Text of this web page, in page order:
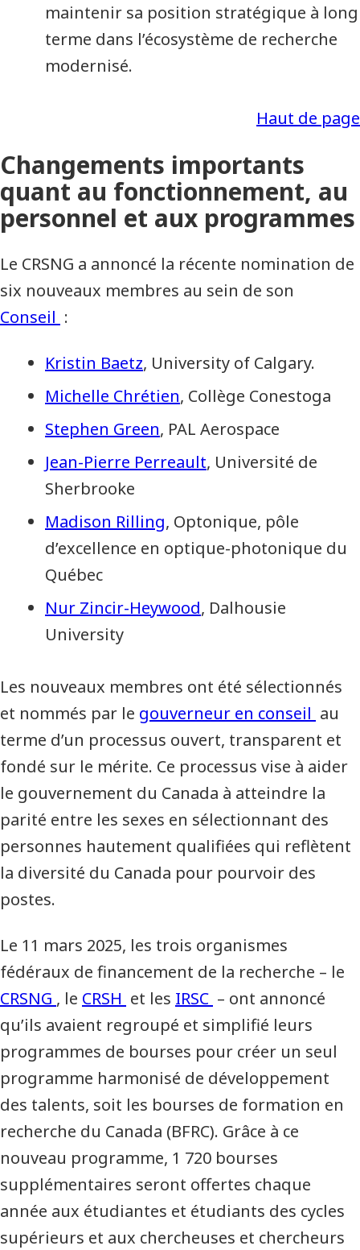
maintenir sa position stratégique à long
terme dans l’écosystème de recherche
modernisé.
Haut de page
Changements importants
quant au fonctionnement, au
personnel et aux programmes
Le CRSNG a annoncé la récente nomination de
six nouveaux membres au sein de son
Conseil :
Kristin Baetz, University of Calgary.
Michelle Chrétien, Collège Conestoga
Stephen Green, PAL Aerospace
Jean-Pierre Perreault, Université de
Sherbrooke
Madison Rilling, Optonique, pôle
d’excellence en optique-photonique du
Québec
Nur Zincir-Heywood, Dalhousie
University
Les nouveaux membres ont été sélectionnés
et nommés par le gouverneur en conseil au
terme d’un processus ouvert, transparent et
fondé sur le mérite. Ce processus vise à aider
le gouvernement du Canada à atteindre la
parité entre les sexes en sélectionnant des
personnes hautement qualifiées qui reflètent
la diversité du Canada pour pourvoir des
postes.
Le 11 mars 2025, les trois organismes
fédéraux de financement de la recherche – le
CRSNG , le CRSH et les IRSC – ont annoncé
qu’ils avaient regroupé et simplifié leurs
programmes de bourses pour créer un seul
programme harmonisé de développement
des talents, soit les bourses de formation en
recherche du Canada (BFRC). Grâce à ce
nouveau programme, 1 720 bourses
supplémentaires seront offertes chaque
année aux étudiantes et étudiants des cycles
supérieurs et aux chercheuses et chercheurs